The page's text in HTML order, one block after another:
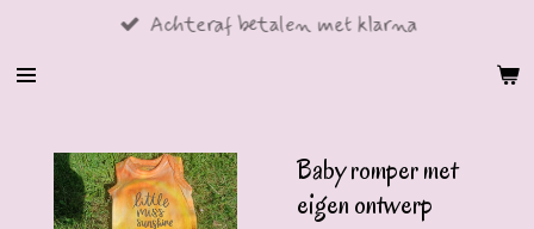
naar
Achteraf betalen met klarna
Baby romper met
eigen ontwerp